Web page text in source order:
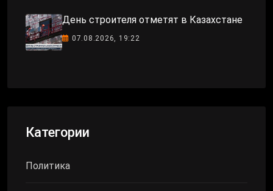
День строителя отметят в Казахстане
07.08.2026, 19:22
Категории
Политика